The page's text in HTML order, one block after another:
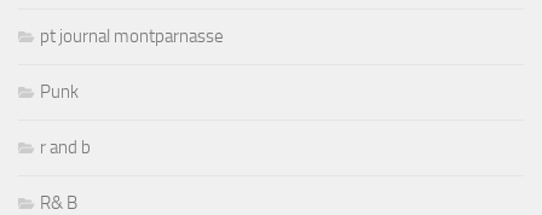
pt journal montparnasse
Punk
r and b
R& B